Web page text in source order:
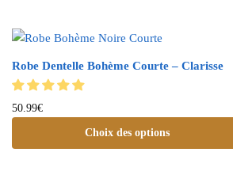
Robe Dentelle Bohème Courte – Clarisse
50.99€
Choix des options